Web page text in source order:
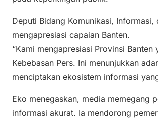
Deputi Bidang Komunikasi,
mengapresiasi capaian Banten.
“Kami mengapresiasi Provinsi
Kebebasan Pers. Ini menunjukkan
menciptakan ekosistem informasi
Eko menegaskan, media memegang
informasi akurat. Ia mendorong